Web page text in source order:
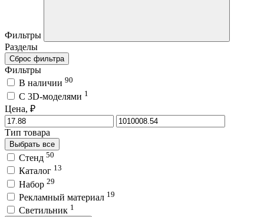
Фильтры
Разделы
Сброс фильтра
Фильтры
В наличии 90
C 3D-моделями 1
Цена, ₽
Тип товара
Выбрать все
Стенд 50
Каталог 13
Набор 29
Рекламный материал 19
Светильник 1